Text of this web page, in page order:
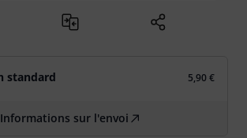
standard 5,90 €
Informations sur l'envoi